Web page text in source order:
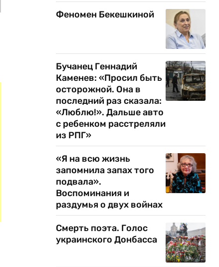
Феномен Бекешкиной
Бучанец Геннадий
Каменев: «Просил быть
осторожной. Она в
последний раз сказала:
«Люблю!». Дальше авто
с ребенком расстреляли
из РПГ»
«Я на всю жизнь
запомнила запах того
подвала».
Воспоминания и
раздумья о двух войнах
Смерть поэта. Голос
украинского Донбасса